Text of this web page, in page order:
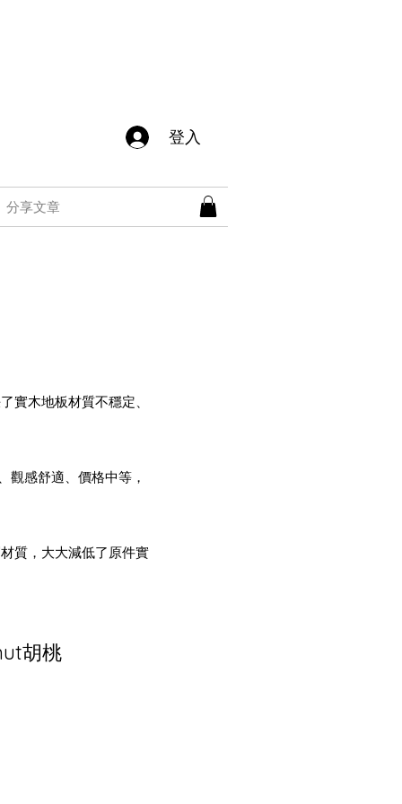
分享文章
登入
實木地板材質不穩定、
觀感舒適、價格中等，
質，大大減低了原件實
胡桃